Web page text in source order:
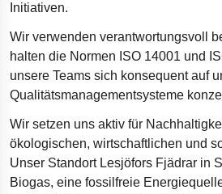
Initiativen.
Wir verwenden verantwortungsvoll
halten die Normen ISO 14001 und
unsere Teams sich konsequent auf
Qualitätsmanagementsysteme
Wir setzen uns aktiv für
ökologischen, wirtschaftlichen und
Unser Standort Lesjöfors Fjädrar in
Biogas, eine fossilfreie